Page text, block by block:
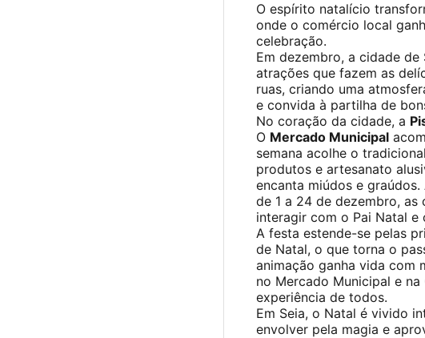
O espírito natalício
onde o comércio local
celebração.
Em dezembro, a cidade
atrações que fazem as
ruas, criando uma
e convida à partilha de
No coração da cidade, a
O Mercado Municipal
semana acolhe o tradicional
produtos e artesanato
encanta miúdos e
de 1 a 24 de dezembro,
interagir com o Pai Natal e
A festa estende-se pelas
de Natal, o que torna o
animação ganha vida com
no Mercado Municipal e
experiência de todos.
Em Seia, o Natal é vivido
envolver pela magia e